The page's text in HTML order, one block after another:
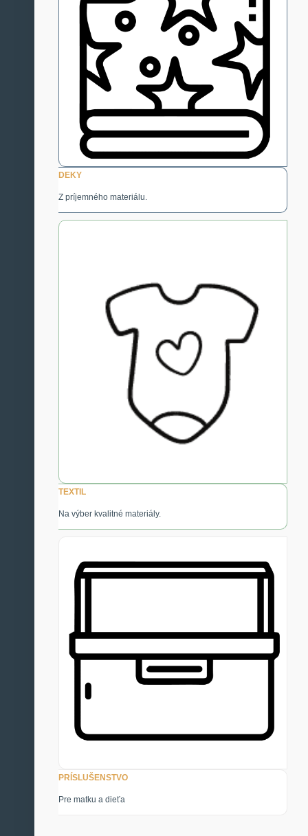
DEKY
Z príjemného materiálu.
TEXTIL
Na výber kvalitné materiály.
PRÍSLUŠENSTVO
Pre matku a dieťa